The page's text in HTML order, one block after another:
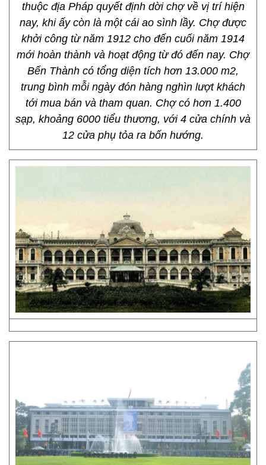
thuộc địa Pháp quyết định dời chợ về vị trí hiện
nay, khi ấy còn là một cái ao sình lầy. Chợ được
khởi công từ năm 1912 cho đến cuối năm 1914
mới hoàn thành và hoạt động từ đó đến nay. Chợ
Bến Thành có tổng diện tích hơn 13.000 m2,
trung bình mỗi ngày đón hàng nghìn lượt khách
tới mua bán và tham quan. Chợ có hơn 1.400
sạp, khoảng 6000 tiểu thương, với 4 cửa chính và
12 cửa phụ tỏa ra bốn hướng.